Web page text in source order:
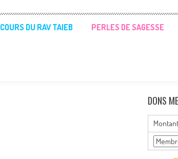
COURS DU RAV TAIEB PERLES DE SAGESSE
DONS